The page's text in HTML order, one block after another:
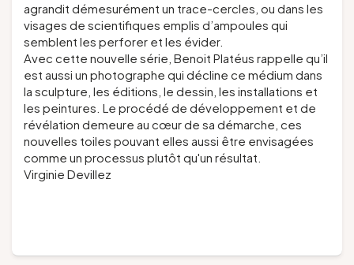
agrandit démesurément un trace-cercles, ou dans les
visages de scientifiques emplis d’ampoules qui
semblent les perforer et les évider.
Avec cette nouvelle série, Benoit Platéus rappelle qu’il
est aussi un photographe qui décline ce médium dans
la sculpture, les éditions, le dessin, les installations et
les peintures. Le procédé de développement et de
révélation demeure au cœur de sa démarche, ces
nouvelles toiles pouvant elles aussi être envisagées
comme un processus plutôt qu'un résultat.
Virginie Devillez